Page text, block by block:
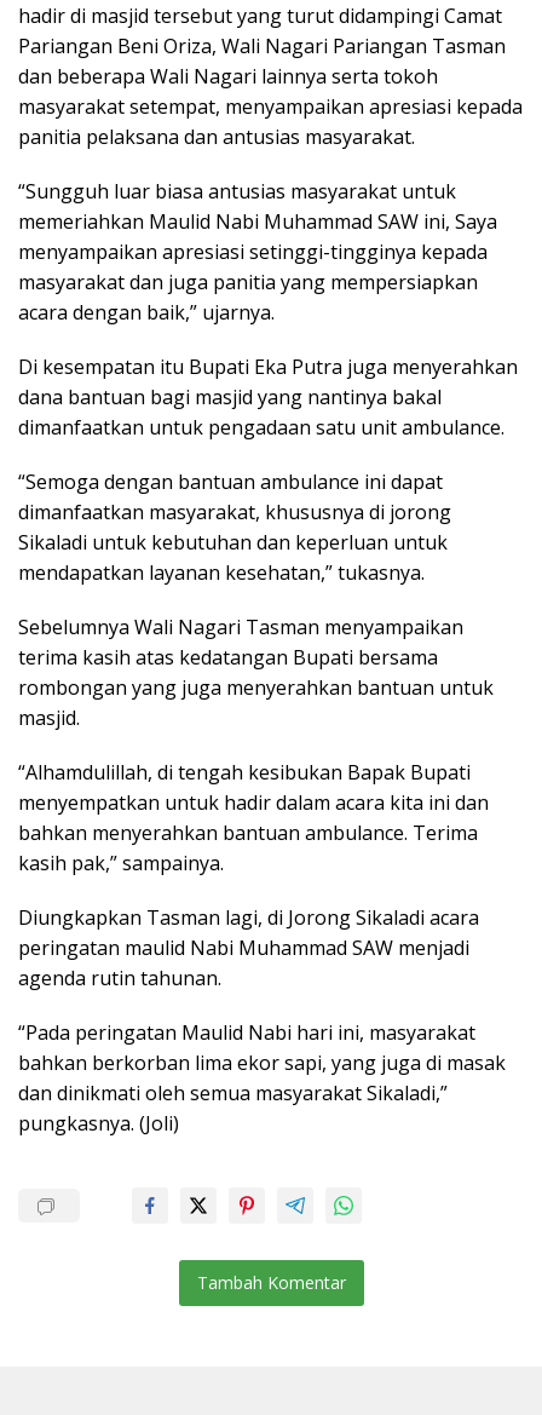
hadir di masjid tersebut yang turut didampingi Camat
Pariangan Beni Oriza, Wali Nagari Pariangan Tasman
dan beberapa Wali Nagari lainnya serta tokoh
masyarakat setempat, menyampaikan apresiasi kepada
panitia pelaksana dan antusias masyarakat.
“Sungguh luar biasa antusias masyarakat untuk
memeriahkan Maulid Nabi Muhammad SAW ini, Saya
menyampaikan apresiasi setinggi-tingginya kepada
masyarakat dan juga panitia yang mempersiapkan
acara dengan baik,” ujarnya.
Di kesempatan itu Bupati Eka Putra juga menyerahkan
dana bantuan bagi masjid yang nantinya bakal
dimanfaatkan untuk pengadaan satu unit ambulance.
“Semoga dengan bantuan ambulance ini dapat
dimanfaatkan masyarakat, khususnya di jorong
Sikaladi untuk kebutuhan dan keperluan untuk
mendapatkan layanan kesehatan,” tukasnya.
Sebelumnya Wali Nagari Tasman menyampaikan
terima kasih atas kedatangan Bupati bersama
rombongan yang juga menyerahkan bantuan untuk
masjid.
“Alhamdulillah, di tengah kesibukan Bapak Bupati
menyempatkan untuk hadir dalam acara kita ini dan
bahkan menyerahkan bantuan ambulance. Terima
kasih pak,” sampainya.
Diungkapkan Tasman lagi, di Jorong Sikaladi acara
peringatan maulid Nabi Muhammad SAW menjadi
agenda rutin tahunan.
“Pada peringatan Maulid Nabi hari ini, masyarakat
bahkan berkorban lima ekor sapi, yang juga di masak
dan dinikmati oleh semua masyarakat Sikaladi,”
pungkasnya. (Joli)
Tambah Komentar